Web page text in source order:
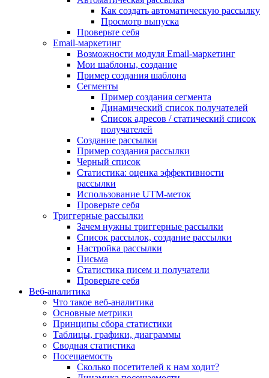
Как создать автоматическую рассылку
Просмотр выпуска
Проверьте себя
Email-маркетинг
Возможности модуля Email-маркетинг
Мои шаблоны, создание
Пример создания шаблона
Сегменты
Пример создания сегмента
Динамический список получателей
Список адресов / статический список
получателей
Создание рассылки
Пример создания рассылки
Черный список
Статистика: оценка эффективности
рассылки
Использование UTM-меток
Проверьте себя
Триггерные рассылки
Зачем нужны триггерные рассылки
Список рассылок, создание рассылки
Настройка рассылки
Письма
Статистика писем и получатели
Проверьте себя
Веб-аналитика
Что такое веб-аналитика
Основные метрики
Принципы сбора статистики
Таблицы, графики, диаграммы
Сводная статистика
Посещаемость
Сколько посетителей к нам ходит?